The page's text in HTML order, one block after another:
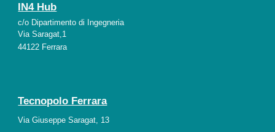
IN4 Hub
c/o Dipartimento di Ingegneria
Via Saragat,1
44122 Ferrara
Tecnopolo Ferrara
Via Giuseppe Saragat, 13